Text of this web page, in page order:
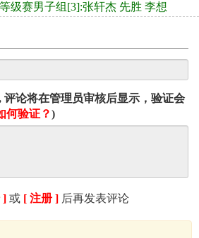
级赛男子组[3]:张轩杰 先胜 李想
评论将在管理员审核后显示，验证会
何验证？)
] 或 [ 注册 ] 后再发表评论